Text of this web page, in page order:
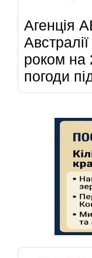
Агенція
роком на
погоди